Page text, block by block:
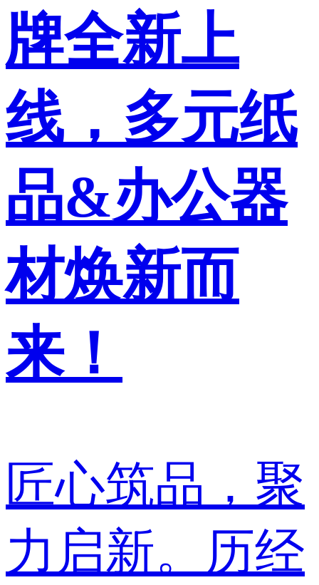
牌全新上
线，多元纸
品&办公器
材焕新而
来！
匠心筑品，聚
力启新。历经